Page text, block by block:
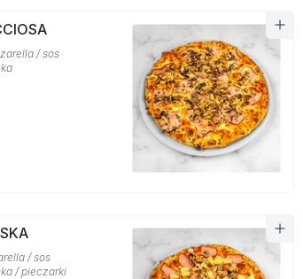
/ sos
/ sos
/ pieczarki